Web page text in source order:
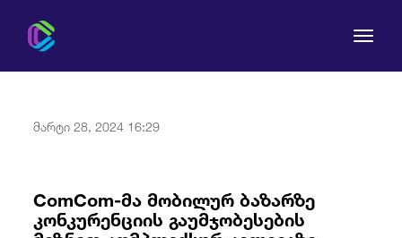
მომხმარებლის უფლებები
მარტი 28, 2024 16:29
ComCom-მა მობილურ ბაზარზე
კონკურენციის გაუმჯობესების